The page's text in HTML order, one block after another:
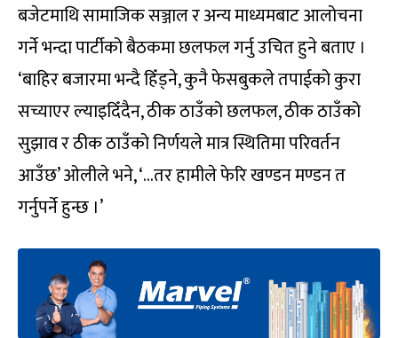
बजेटमाथि सामाजिक सञ्जाल र अन्य माध्यमबाट आलोचना
गर्ने भन्दा पार्टीको बैठकमा छलफल गर्नु उचित हुने बताए ।
‘बाहिर बजारमा भन्दै हिँड्ने, कुनै फेसबुकले तपाईको कुरा
सच्याएर ल्याइदिँदैन, ठीक ठाउँको छलफल, ठीक ठाउँको
सुझाव र ठीक ठाउँको निर्णयले मात्र स्थितिमा परिवर्तन
आउँछ’ ओलीले भने, ‘…तर हामीले फेरि खण्डन मण्डन त
गर्नुपर्ने हुन्छ ।’